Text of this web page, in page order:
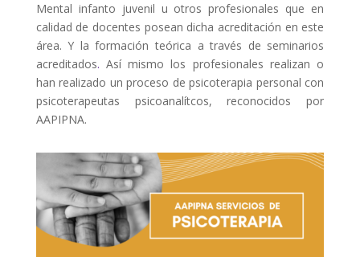
Mental infanto juvenil u otros profesionales que en
calidad de docentes posean dicha acreditación en este
área. Y la formación teórica a través de seminarios
acreditados. Así mismo los profesionales realizan o
han realizado un proceso de psicoterapia personal con
psicoterapeutas psicoanalítcos, reconocidos por
AAPIPNA.